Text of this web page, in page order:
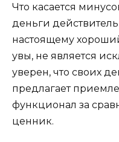
Что касается
деньги
настоящему
увы, не является
уверен, что своих
предлагает
функционал за
ценник.